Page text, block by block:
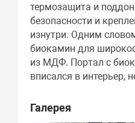
термозащита и
безопасности и
изнутри. Одним
биокамин для
из МДФ. Портал с
вписался в интерьер,
Галерея